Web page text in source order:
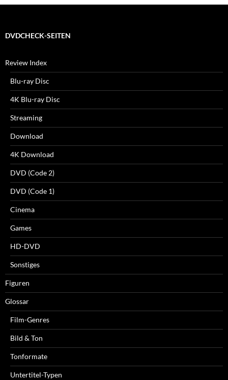
DVDCHECK-SEITEN
Review Index
Blu-ray Disc
4K Blu-ray Disc
Streaming
Download
4K Download
DVD (Code 2)
DVD (Code 1)
Cinema
Games
HD-DVD
Sonstiges
Figuren
Glossar
Film-Genres
Bild & Ton
Tonformate
Untertitel-Typen